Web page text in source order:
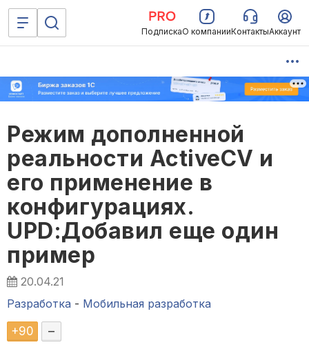
ПодпискаО компанииКонтактыАккаунт
Режим дополненной
реальности ActiveCV и
его применение в
конфигурациях.
UPD:Добавил еще один
пример
20.04.21
Разработка - Мобильная разработка
+90 –